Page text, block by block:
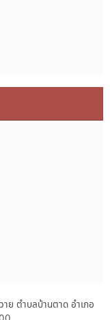
ย ตำบลบ้านตาด อำเภอ